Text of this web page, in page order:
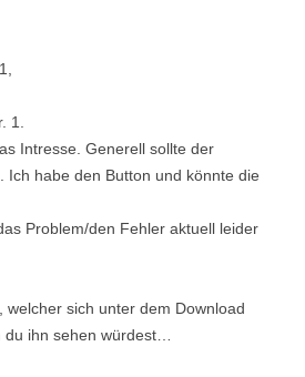
1.
Intresse. Generell sollte der
Ich habe den Button und könnte die
Problem/den Fehler aktuell leider
welcher sich unter dem Download
ihn sehen würdest…